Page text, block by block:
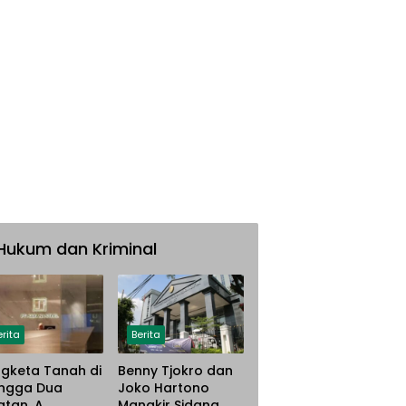
dan Kriminal
Tanah di
Dua
Berita
Benny Tjokro dan
Joko Hartono